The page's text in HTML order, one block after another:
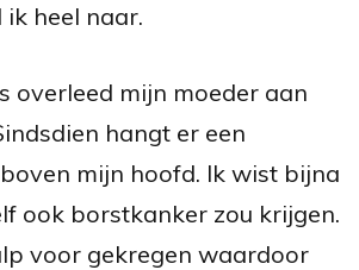
heel naar.
overleed mijn moeder aan
hangt er een
mijn hoofd. Ik wist bijna
ook borstkanker zou krijgen.
voor gekregen waardoor